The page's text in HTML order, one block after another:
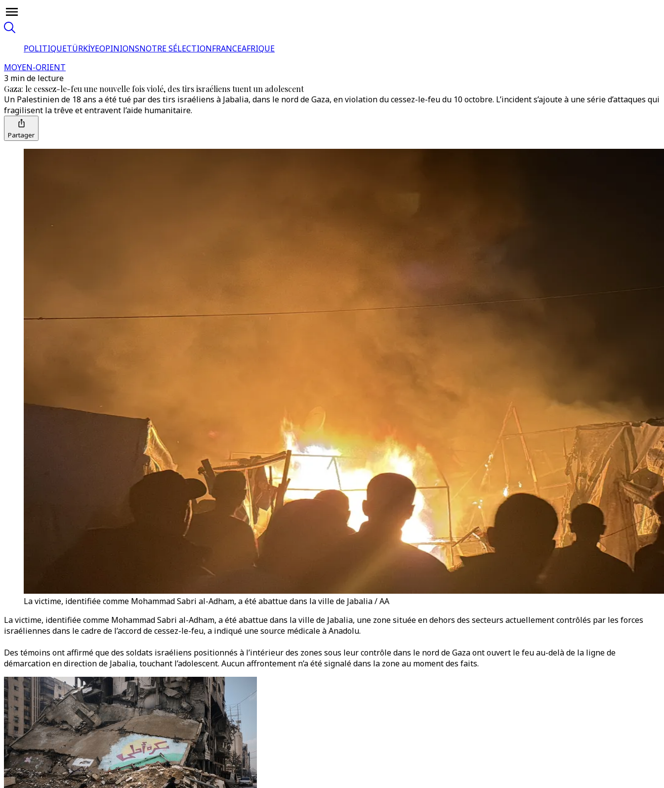
POLITIQUETÜRKİYEOPINIONSNOTRE SÉLECTIONFRANCEAFRIQUE
MOYEN-ORIENT
3 min de lecture
Gaza: le cessez-le-feu une nouvelle fois violé, des tirs israéliens tuent un adolescent
Un Palestinien de 18 ans a été tué par des tirs israéliens à Jabalia, dans le nord de Gaza, en violation du cessez-le-feu du 10 octobre. L’incident s’ajoute à une série d’attaques qui
fragilisent la trêve et entravent l’aide humanitaire.
Partager
La victime, identifiée comme Mohammad Sabri al-Adham, a été abattue dans la ville de Jabalia / AA
La victime, identifiée comme Mohammad Sabri al-Adham, a été abattue dans la ville de Jabalia, une zone située en dehors des secteurs actuellement contrôlés par les forces
israéliennes dans le cadre de l’accord de cessez-le-feu, a indiqué une source médicale à Anadolu.
Des témoins ont affirmé que des soldats israéliens positionnés à l’intérieur des zones sous leur contrôle dans le nord de Gaza ont ouvert le feu au-delà de la ligne de
démarcation en direction de Jabalia, touchant l’adolescent. Aucun affrontement n’a été signalé dans la zone au moment des faits.